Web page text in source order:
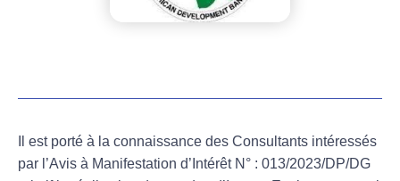
Il est porté à la connaissance des Consultants intéressés
par l’Avis à Manifestation d’Intérêt N° : 013/2023/DP/DG